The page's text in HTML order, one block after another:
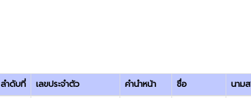
ลำดับที่ เลขประจำตัว คำนำหน้า ชื่อ นาม